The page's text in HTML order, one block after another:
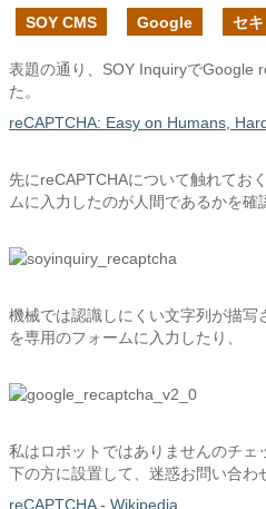
SOY CMS Google セ
表題の通り、SOY InquiryでGoogle
た。
reCAPTCHA: Easy on Humans,
先にreCAPTCHAについて触れてお
ムに入力したのが人間であるかを確
機械では認識しにくい文字列が描写
を専用のフォームに入力したり、
私はロボットではありませんのチ
下の方に設置して、迷惑お問い合わ
reCAPTCHA - Wikipedia